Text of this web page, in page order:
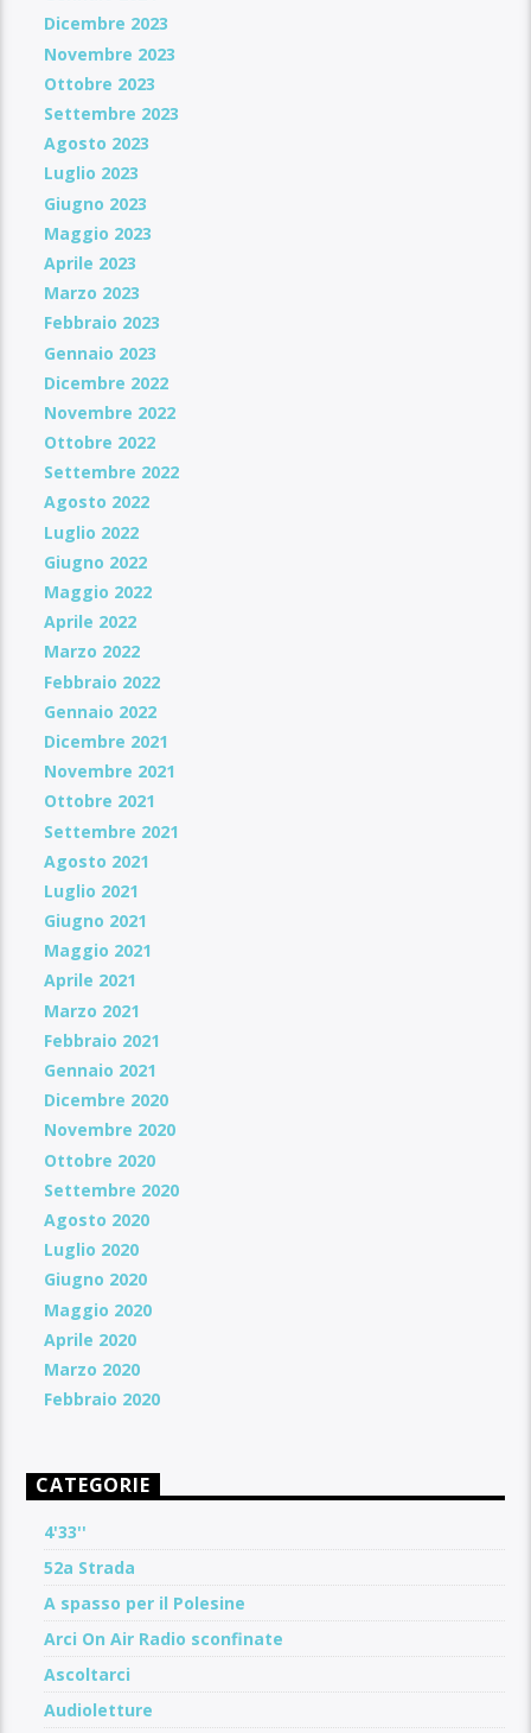
Dicembre 2023
Novembre 2023
Ottobre 2023
Settembre 2023
Agosto 2023
Luglio 2023
Giugno 2023
Maggio 2023
Aprile 2023
Marzo 2023
Febbraio 2023
Gennaio 2023
Dicembre 2022
Novembre 2022
Ottobre 2022
Settembre 2022
Agosto 2022
Luglio 2022
Giugno 2022
Maggio 2022
Aprile 2022
Marzo 2022
Febbraio 2022
Gennaio 2022
Dicembre 2021
Novembre 2021
Ottobre 2021
Settembre 2021
Agosto 2021
Luglio 2021
Giugno 2021
Maggio 2021
Aprile 2021
Marzo 2021
Febbraio 2021
Gennaio 2021
Dicembre 2020
Novembre 2020
Ottobre 2020
Settembre 2020
Agosto 2020
Luglio 2020
Giugno 2020
Maggio 2020
Aprile 2020
Marzo 2020
Febbraio 2020
CATEGORIE
4'33''
52a Strada
A spasso per il Polesine
Arci On Air Radio sconfinate
Ascoltarci
Audioletture